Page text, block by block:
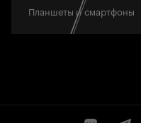
Планшеты и смартфоны